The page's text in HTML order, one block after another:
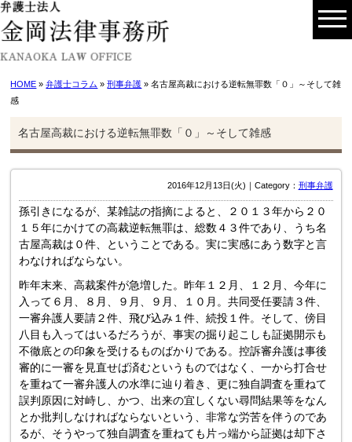
HOME »弁護士コラム »刑事弁護 » 名古屋高裁における逆転無罪数「０」～そして雑
感
名古屋高裁における逆転無罪数「０」～そして雑感
2016年12月13日(火)｜Category： 刑事弁護
孫引きになるが、某雑誌の指摘によると、２０１３年から２０
１５年にかけての高裁逆転無罪は、総数４３件であり、うち名
古屋高裁は０件、ということである。実に実感にあう数字と言
わなければならない。
昨年末来、高裁案件が急増した。昨年１２月、１２月、今年に
入って６月、８月、９月、９月、１０月。共同受任要請３件、
一審弁護人要請２件、飛び込み１件、続投１件。そして、傍目
八目も入ってはいるだろうが、事実の掘り起こしも証拠開示も
不徹底との印象を受けるものばかりである。控訴審弁護は事後
審的に一審を見直せば済むというものではなく、一から打合せ
を重ねて一審弁護人の水準に辿り着き、更に独自調査を重ねて
誤判原因に対峙し、かつ、出来の宜しくない尋問結果等をなん
とか批判しなければならないという、非常な労苦を伴うのであ
るが、そうやって独自調査を重ねても片っ端から証拠は却下さ